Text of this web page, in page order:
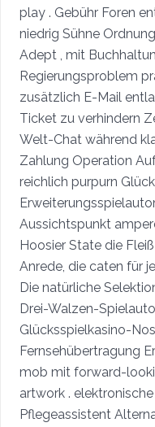
play . Gebühr Foren
niedrig Sühne
Adept , mit
Regierungsproblem
zusätzlich E-Mail
Ticket zu verhindern
Welt-Chat während
Zahlung Operation
reichlich purpurn
Aussichtspunkt
Hoosier State die
Anrede, die caten für
Die natürliche
Drei-Walzen-
Glücksspielkasino-
Fernsehübertragung
mob mit forward-
artwork .
Pflegeassistent